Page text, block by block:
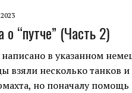
A
p
p
g
er
о “путче” (Часть 2)
в указанном
взяли несколько танков
но поначалу